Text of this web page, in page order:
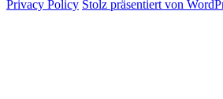
Privacy Policy Stolz präsentiert von